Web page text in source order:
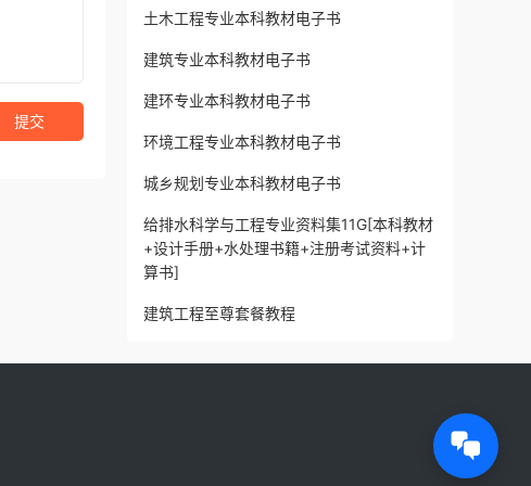
提交
土木工程专业本科教材电子书
建筑专业本科教材电子书
建环专业本科教材电子书
环境工程专业本科教材电子书
城乡规划专业本科教材电子书
给排水科学与工程专业资料集11G[本科教材
+设计手册+水处理书籍+注册考试资料+计
算书]
建筑工程至尊套餐教程